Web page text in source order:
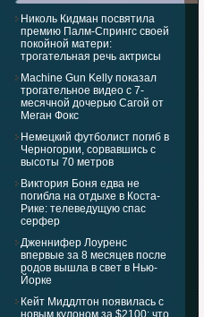
Николь Кидман посвятила
премию Палм-Спрингс своей
покойной матери:
трогательная речь актрисы
Machine Gun Kelly показал
трогательное видео с 7-
месячной дочерью Сагой от
Меган Фокс
Немецкий футболист погиб в
Черногории, сорвавшись с
высоты 70 метров
Виктория Боня едва не
погибла на отдыхе в Коста-
Рике: телеведущую спас
серфер
Дженнифер Лоуренс
впервые за 8 месяцев после
родов вышла в свет в Нью-
Йорке
Кейт Миддлтон появилась с
новым кулоном за $2100: что